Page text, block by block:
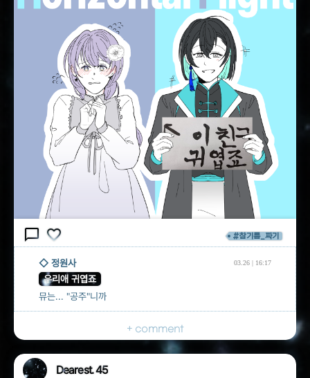
chat_bubble_outline favorite_border #참기름_짜기
◇ 정원사 03.26 | 16:17
우리애 귀엽죠
뮤는... "공주"니까
+ comment
Dearest. 45